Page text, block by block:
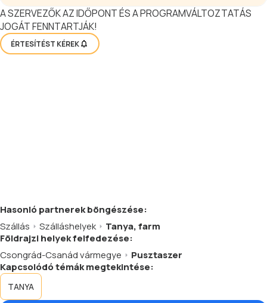
A SZERVEZŐK AZ IDŐPONT ÉS A PROGRAMVÁLTOZTATÁS
JOGÁT FENNTARTJÁK!
ÉRTESÍTÉST KÉREK
Hasonló partnerekböngészése:
Szállás
Szálláshelyek
Tanya, farm
Földrajzi helyek felfedezése:
Csongrád-Csanád vármegye
Pusztaszer
Kapcsolódó témák megtekintése:
TANYA